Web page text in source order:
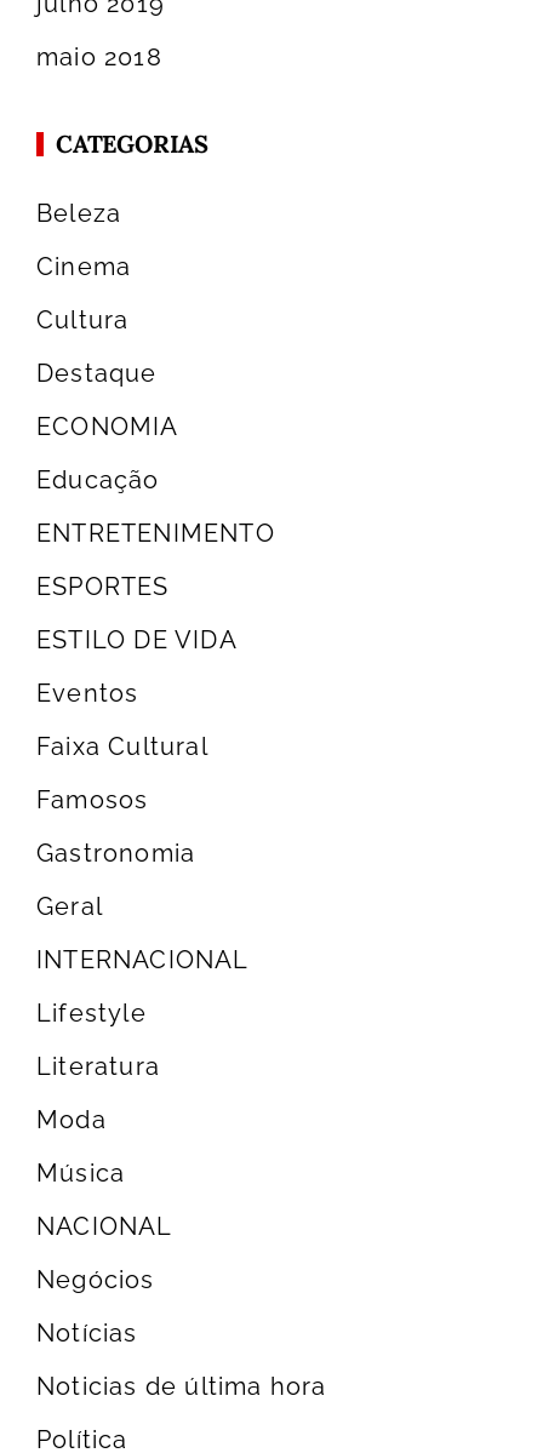
maio 2018
CATEGORIAS
Beleza
Cinema
Cultura
Destaque
ECONOMIA
Educação
ENTRETENIMENTO
ESPORTES
ESTILO DE VIDA
Eventos
Faixa Cultural
Famosos
Gastronomia
Geral
INTERNACIONAL
Lifestyle
Literatura
Moda
Música
NACIONAL
Negócios
Notícias
Noticias de última hora
Política